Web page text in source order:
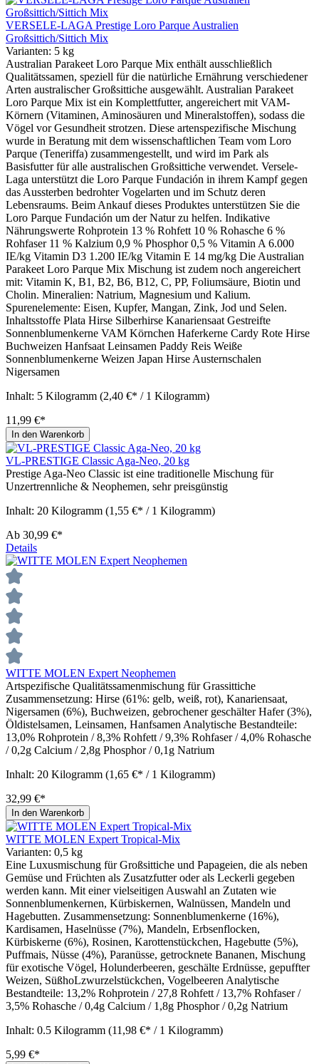
VERSELE-LAGA Prestige Loro Parque Australien
Großsittich/Sittich Mix
Varianten: 5 kg
Australian Parakeet Loro Parque Mix enthält ausschließlich
Qualitätssamen, speziell für die natürliche Ernährung verschiedener
Arten australischer Großsittiche ausgewählt. Australian Parakeet
Loro Parque Mix ist ein Komplettfutter, angereichert mit VAM-
Körnern (Vitaminen, Aminosäuren und Mineralstoffen), sodass die
Vögel vor Gesundheit strotzen. Diese artenspezifische Mischung
wurde in Beratung mit dem wissenschaftlichen Team vom Loro
Parque (Teneriffa) zusammengestellt, und wird im Park als
Basisfutter für alle australischen Großsittiche verwendet. Versele-
Laga unterstützt die Loro Parque Fundación in ihrem Kampf gegen
das Aussterben bedrohter Vogelarten und im Schutz deren
Lebensraums. Beim Ankauf dieses Produktes unterstützen Sie die
Loro Parque Fundación um der Natur zu helfen. Indikative
Nährungswerte Rohprotein 13 % Rohfett 10 % Rohasche 6 %
Rohfaser 11 % Kalzium 0,9 % Phosphor 0,5 % Vitamin A 6.000
IE/kg Vitamin D3 1.200 IE/kg Vitamin E 14 mg/kg Die Australian
Parakeet Loro Parque Mix Mischung ist zudem noch angereichert
mit: Vitamin K, B1, B2, B6, B12, C, PP, Foliumsäure, Biotin und
Cholin. Mineralien: Natrium, Magnesium und Kalium.
Spurenelemente: Eisen, Kupfer, Mangan, Zink, Jod und Selen.
Inhaltsstoffe Plata Hirse Silberhirse Kanariensaat Gestreifte
Sonnenblumenkerne VAM Körnchen Haferkerne Cardy Rote Hirse
Buchweizen Hanfsaat Leinsamen Paddy Reis Weiße
Sonnenblumenkerne Weizen Japan Hirse Austernschalen
Nigersamen
Inhalt: 5 Kilogramm (2,40 €* / 1 Kilogramm)
11,99 €*
In den Warenkorb
VL-PRESTIGE Classic Aga-Neo, 20 kg
Prestige Aga-Neo Classic ist eine traditionelle Mischung für
Unzertrennliche & Neophemen, sehr preisgünstig
Inhalt: 20 Kilogramm (1,55 €* / 1 Kilogramm)
Ab 30,99 €*
Details
WITTE MOLEN Expert Neophemen
Artspezifische Qualitätssamenmischung für Grassittiche
Zusammensetzung: Hirse (61%: gelb, weiß, rot), Kanariensaat,
Nigersamen (6%), Buchweizen, gebrochener geschälter Hafer (3%),
Öldistelsamen, Leinsamen, Hanfsamen Analytische Bestandteile:
13,0% Rohprotein / 8,3% Rohfett / 9,3% Rohfaser / 4,0% Rohasche
/ 0,2g Calcium / 2,8g Phosphor / 0,1g Natrium
Inhalt: 20 Kilogramm (1,65 €* / 1 Kilogramm)
32,99 €*
In den Warenkorb
WITTE MOLEN Expert Tropical-Mix
Varianten: 0,5 kg
Eine Luxusmischung für Großsittiche und Papageien, die als neben
Gemüse und Früchten als Zusatzfutter oder als Leckerli gegeben
werden kann. Mit einer vielseitigen Auswahl an Zutaten wie
Sonnenblumenkernen, Kürbiskernen, Walnüssen, Mandeln und
Hagebutten. Zusammensetzung: Sonnenblumenkerne (16%),
Kardisamen, Haselnüsse (7%), Mandeln, Erbsenflocken,
Kürbiskerne (6%), Rosinen, Karottenstückchen, Hagebutte (5%),
Puffmais, Nüsse (4%), Paranüsse, getrocknete Bananen, Mischung
für exotische Vögel, Holunderbeeren, geschälte Erdnüsse, gepuffter
Weizen, SüßhoLzwurzelstückchen, Vogelbeeren Analytische
Bestandteile: 13,2% Rohprotein / 27,8 Rohfett / 13,7% Rohfaser /
3,5% Rohasche / 0,4g Calcium / 1,8g Phosphor / 0,2g Natrium
Inhalt: 0.5 Kilogramm (11,98 €* / 1 Kilogramm)
5,99 €*